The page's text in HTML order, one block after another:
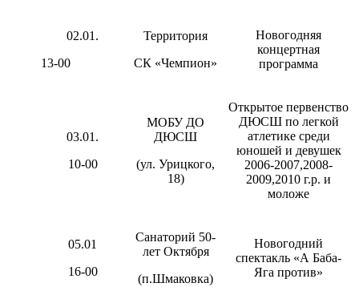
02.01.
13-00
Территория
СК «Чемпион»
Новогодняя
концертная
программа
03.01.
10-00
МОБУ ДО
ДЮСШ
(ул. Урицкого,
18)
Открытое первенство
ДЮСШ по легкой
атлетике среди
юношей и девушек
2006-2007,2008-
2009,2010 г.р. и
моложе
05.01
16-00
Санаторий 50-
лет Октября
(п.Шмаковка)
Новогодний
спектакль «А Баба-
Яга против»